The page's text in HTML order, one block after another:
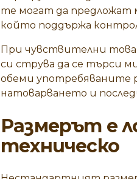
те могат да предложат
който поддържа
При чувствителни
си струва да се търси
обеми употребяваните
натоварването и
Размерът е
техническо